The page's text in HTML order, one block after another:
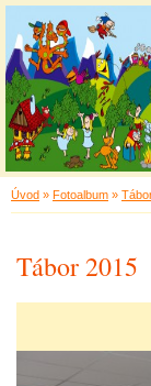
Úvod » Fotoalbum »
Tábor 2015